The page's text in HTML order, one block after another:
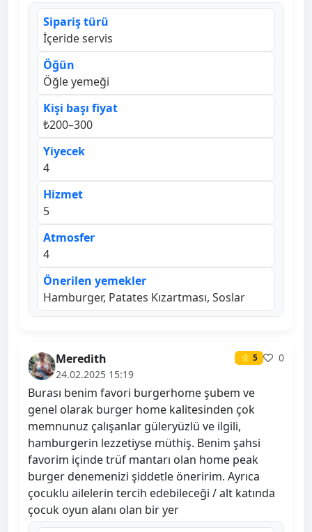
Sipariş türü
İçeride servis
Öğün
Öğle yemeği
Kişi başı fiyat
₺200–300
Yiyecek
4
Hizmet
5
Atmosfer
4
Önerilen yemekler
Hamburger, Patates Kızartması, Soslar
Meredith ⭐ 5
0
24.02.2025 15:19
Burası benim favori burgerhome şubem ve
genel olarak burger home kalitesinden çok
memnunuz çalışanlar güleryüzlü ve ilgili,
hamburgerin lezzetiyse müthiş. Benim şahsi
favorim içinde trüf mantarı olan home peak
burger denemenizi şiddetle öneririm. Ayrıca
çocuklu ailelerin tercih edebileceği / alt katında
çocuk oyun alanı olan bir yer